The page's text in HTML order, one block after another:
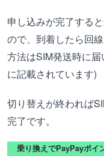
申し込みが完了する
ので、到着したら回
方法はSIM発送時に
に記載されています)
切り替えが終われば
完了です。
乗り換えでPayPayポイ